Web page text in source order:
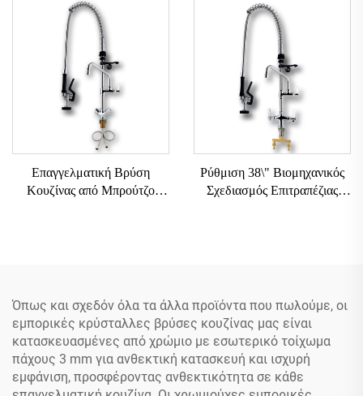
Επαγγελματική Βρύση
Κουζίνας από Μπρούτζο
Ρύθμιση 38\" Βιομηχανικός
Σχεδιασμός Επιτραπέζιας
Όπως και σχεδόν όλα τα άλλα προϊόντα που πωλούμε, οι
εμπορικές κρύσταλλες βρύσες κουζίνας μας είναι
κατασκευασμένες από χρώμιο με εσωτερικό τοίχωμα
πάχους 3 mm για ανθεκτική κατασκευή και ισχυρή
εμφάνιση, προσφέροντας ανθεκτικότητα σε κάθε